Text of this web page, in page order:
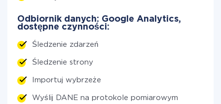
Odbiornik danych: Google Analytics,
dostępne czynności:
Śledzenie zdarzeń
Śledzenie strony
Importuj wybrzeże
Wyślij DANE na protokole pomiarowym